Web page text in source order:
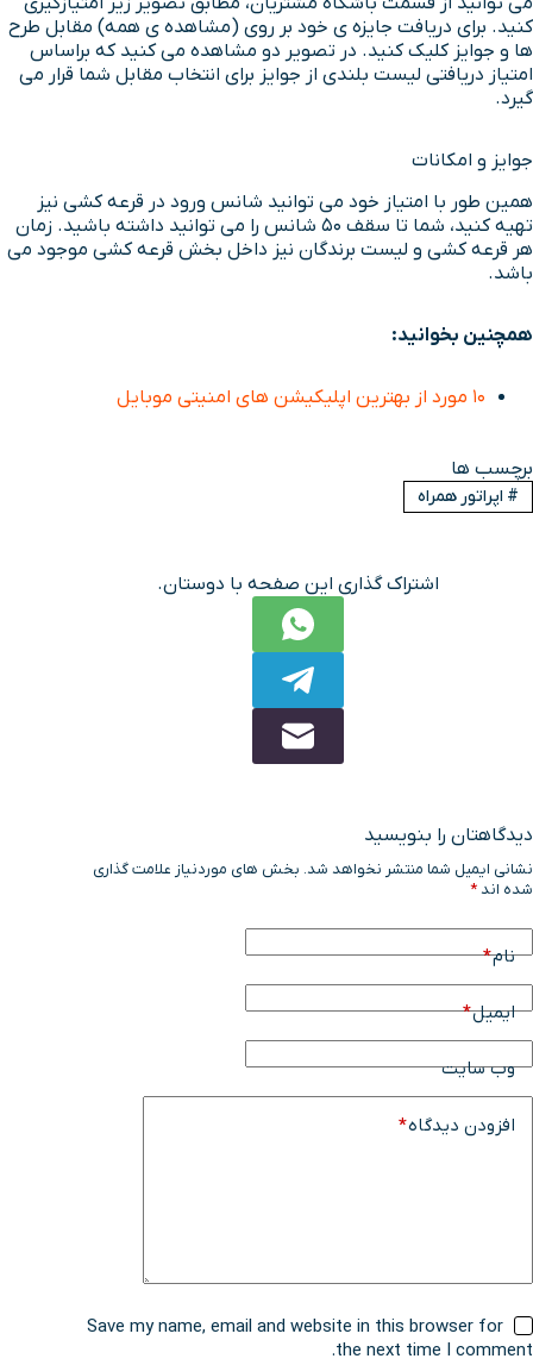
کنید. برای دریافت جایزه ی خود بر روی (مشاهده ی همه) مقابل طرح
ها و جوایز کلیک کنید. در تصویر دو مشاهده می کنید که براساس
امتیاز دریافتی لیست بلندی از جوایز برای انتخاب مقابل شما قرار می
گیرد.
جوایز و امکانات
همین طور با امتیاز خود می توانید شانس ورود در قرعه کشی نیز
تهیه کنید، شما تا سقف 50 شانس را می توانید داشته باشید. زمان
هر قرعه کشی و لیست برندگان نیز داخل بخش قرعه کشی موجود می
باشد.
همچنین بخوانید:
۱۰ مورد از بهترین اپلیکیشن های امنیتی موبایل
برچسب ها
# اپراتور همراه
اشتراک گذاری این صفحه با دوستان.
دیدگاهتان را بنویسید
نشانی ایمیل شما منتشر نخواهد شد. بخش های موردنیاز علامت گذاری
شده اند*
نام*
ایمیل*
وب سایت
افزودن دیدگاه*
Save my name, email and website in this browser for
the next time I comment.